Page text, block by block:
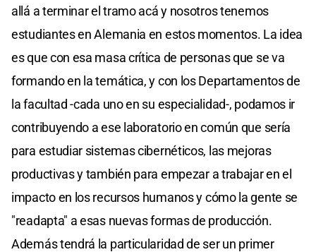
allá a terminar el tramo acá y nosotros tenemos
estudiantes en Alemania en estos momentos. La idea
es que con esa masa crítica de personas que se va
formando en la temática, y con los Departamentos de
la facultad -cada uno en su especialidad-, podamos ir
contribuyendo a ese laboratorio en común que sería
para estudiar sistemas cibernéticos, las mejoras
productivas y también para empezar a trabajar en el
impacto en los recursos humanos y cómo la gente se
"readapta" a esas nuevas formas de producción.
Además tendrá la particularidad de ser un primer